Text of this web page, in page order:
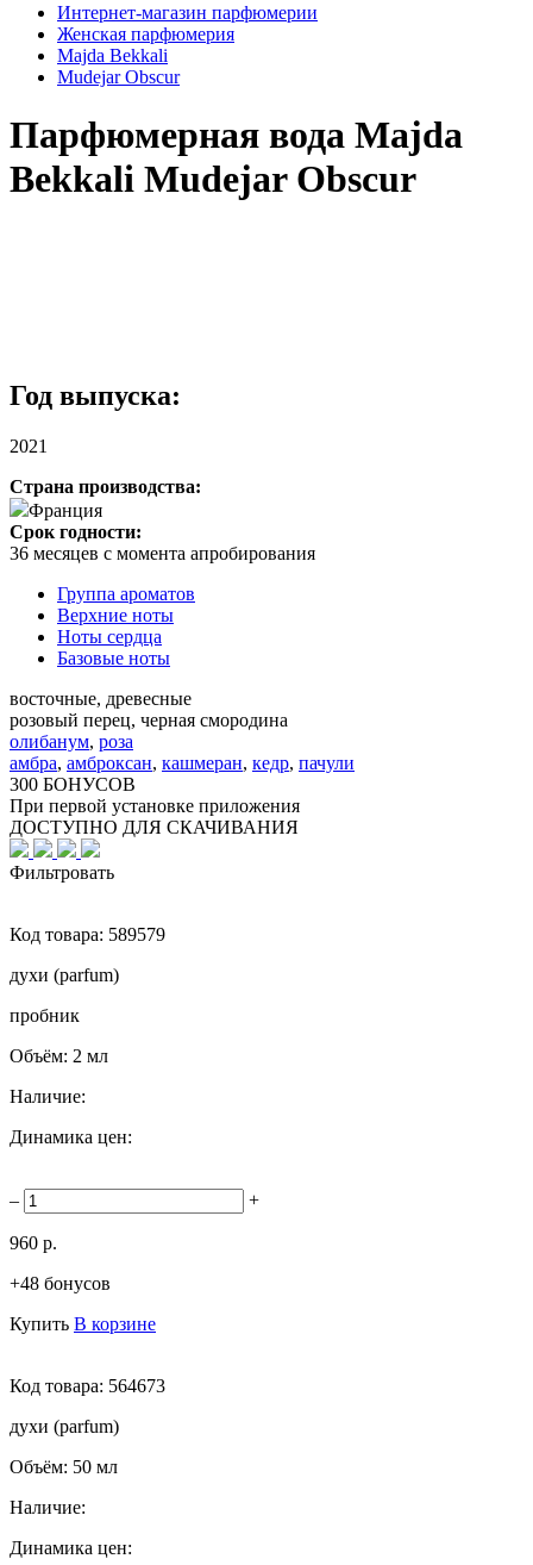
Интернет-магазин парфюмерии
Женская парфюмерия
Majda Bekkali
Mudejar Obscur
Парфюмерная вода Majda
Bekkali Mudejar Obscur
Год выпуска:
2021
Страна производства:
Франция
Срок годности:
36 месяцев с момента апробирования
Группа ароматов
Верхние ноты
Ноты сердца
Базовые ноты
восточные, древесные
розовый перец, черная смородина
олибанум, роза
амбра, амброксан, кашмеран, кедр, пачули
300 БОНУСОВ
При первой установке приложения
ДОСТУПНО ДЛЯ СКАЧИВАНИЯ
Фильтровать
Код товара: 589579
духи (parfum)
пробник
Объём: 2 мл
Наличие:
Динамика цен:
– +
960 р.
+48 бонусов
Купить В корзине
Код товара: 564673
духи (parfum)
Объём: 50 мл
Наличие:
Динамика цен: